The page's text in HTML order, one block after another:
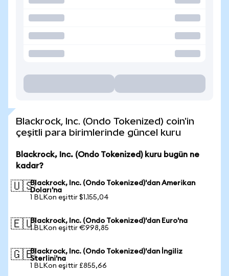
Blackrock, Inc. (Ondo Tokenized) coin'in
çeşitli para birimlerinde güncel kuru
Blackrock, Inc. (Ondo Tokenized) kuru bugün ne
kadar?
🇺🇸Blackrock, Inc. (Ondo Tokenized)'dan Amerikan
Doları'na
1 BLKon eşittir $1.155,04
🇪🇺Blackrock, Inc. (Ondo Tokenized)'dan Euro'na
1 BLKon eşittir €998,85
🇬🇧Blackrock, Inc. (Ondo Tokenized)'dan İngiliz
Sterlini'na
1 BLKon eşittir £855,66